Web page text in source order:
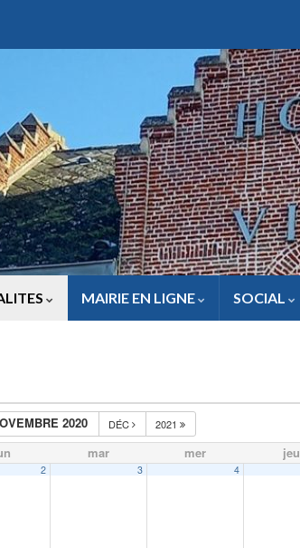
MAIRIE EN LIGNE SOCIAL
2020 DÉC 2021
mar mer jeu
2 3 4